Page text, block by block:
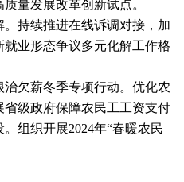
量发展改革创新试点。
持续推进在线诉调对接，加
业形态争议多元化解工作格
欠薪冬季专项行动。优化农
级政府保障农民工工资支付
组织开展2024年“春暖农民